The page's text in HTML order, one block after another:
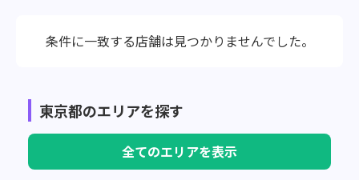
条件に一致する店舗は見つかりませんでした。
東京都のエリアを探す
全てのエリアを表示